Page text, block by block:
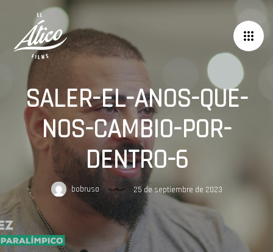
SALER-EL-ANOS-QUE-
NOS-CAMBIO-POR-
DENTRO-6
bobruso 25 de septiembre de 2023